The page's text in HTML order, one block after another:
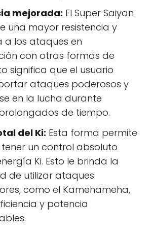
mejorada: El Super Saiyan
una mayor resistencia y
a los ataques en
con otras formas de
significa que el usuario
ataques poderosos y
en la lucha durante
de tiempo.
del Ki: Esta forma permite
un control absoluto
Ki. Esto le brinda la
de utilizar ataques
como el Kamehameha,
y potencia